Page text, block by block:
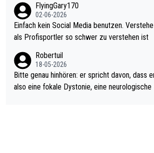
el hat.
s Leben in den Griff kriegen. Nur eins
r war doch neulich erst derjenige, der über
rovoziert hat. Und Littlers Mutter schießt
FlyingGary170
02-06-2026
Einfach kein Social Media benutzen.
als Profisportler so schwer zu verstehen ist
Robertuil
18-05-2026
Bitte genau hinhören: er spricht davon, dass
also eine fokale Dystonie, eine neurologische